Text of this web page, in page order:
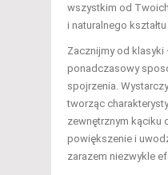
wszystkim od
i naturalnego
Zacznijmy od
ponadczasowy
spojrzenia.
tworząc
zewnętrznym kąciku
powiększenie i
zarazem niezwykle